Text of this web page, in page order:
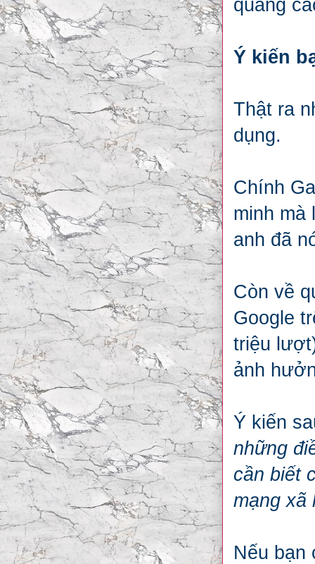
quảng
Ý kiến
Thật ra
dụng.
Chính
minh mà
anh đã
Còn về
Google
triệu
ảnh
Ý kiến
những
cần biết
mạng xã
Nếu